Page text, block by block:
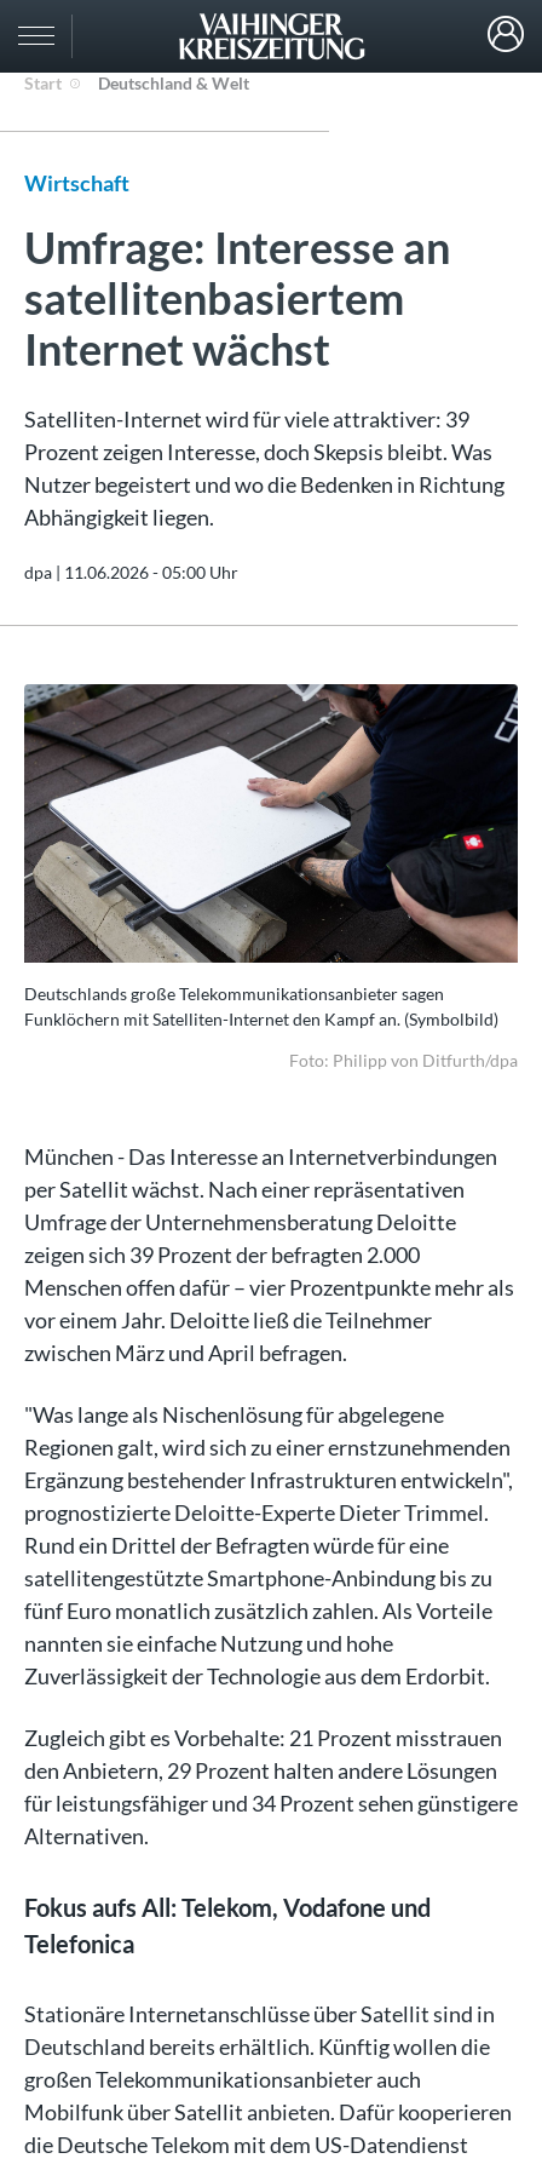
Start Deutschland & Welt
Wirtschaft
Umfrage: Interesse an
satellitenbasiertem
Internet wächst
Satelliten-Internet wird für viele attraktiver: 39
Prozent zeigen Interesse, doch Skepsis bleibt. Was
Nutzer begeistert und wo die Bedenken in Richtung
Abhängigkeit liegen.
dpa | 11.06.2026 - 05:00 Uhr
Deutschlands große Telekommunikationsanbieter sagen
Funklöchern mit Satelliten-Internet den Kampf an. (Symbolbild)
Foto: Philipp von Ditfurth/dpa
München - Das Interesse an Internetverbindungen
per Satellit wächst. Nach einer repräsentativen
Umfrage der Unternehmensberatung Deloitte
zeigen sich 39 Prozent der befragten 2.000
Menschen offen dafür – vier Prozentpunkte mehr als
vor einem Jahr. Deloitte ließ die Teilnehmer
zwischen März und April befragen.
"Was lange als Nischenlösung für abgelegene
Regionen galt, wird sich zu einer ernstzunehmenden
Ergänzung bestehender Infrastrukturen entwickeln",
prognostizierte Deloitte-Experte Dieter Trimmel.
Rund ein Drittel der Befragten würde für eine
satellitengestützte Smartphone-Anbindung bis zu
fünf Euro monatlich zusätzlich zahlen. Als Vorteile
nannten sie einfache Nutzung und hohe
Zuverlässigkeit der Technologie aus dem Erdorbit.
Zugleich gibt es Vorbehalte: 21 Prozent misstrauen
den Anbietern, 29 Prozent halten andere Lösungen
für leistungsfähiger und 34 Prozent sehen günstigere
Alternativen.
Fokus aufs All: Telekom, Vodafone und
Telefonica
Stationäre Internetanschlüsse über Satellit sind in
Deutschland bereits erhältlich. Künftig wollen die
großen Telekommunikationsanbieter auch
Mobilfunk über Satellit anbieten. Dafür kooperieren
die Deutsche Telekom mit dem US-Datendienst